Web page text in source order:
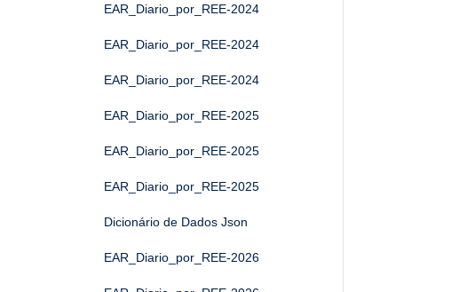
EAR_Diario_por_REE-2024
EAR_Diario_por_REE-2024
EAR_Diario_por_REE-2024
EAR_Diario_por_REE-2025
EAR_Diario_por_REE-2025
EAR_Diario_por_REE-2025
Dicionário de Dados Json
EAR_Diario_por_REE-2026